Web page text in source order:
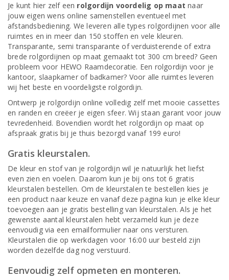
Je kunt hier zelf een rolgordijn voordelig op maat naar
jouw eigen wens online samenstellen eventueel met
afstandsbediening. We leveren alle types rolgordijnen voor alle
ruimtes en in meer dan 150 stoffen en vele kleuren.
Transparante, semi transparante of verduisterende of extra
brede rolgordijnen op maat gemaakt tot 300 cm breed? Geen
probleem voor HEWO Raamdecoratie. Een rolgordijn voor je
kantoor, slaapkamer of badkamer? Voor alle ruimtes leveren
wij het beste en voordeligste rolgordijn.
Ontwerp je rolgordijn online volledig zelf met mooie cassettes
en randen en creëer je eigen sfeer. Wij staan garant voor jouw
tevredenheid. Bovendien wordt het rolgordijn op maat op
afspraak gratis bij je thuis bezorgd vanaf 199 euro!
Gratis kleurstalen.
De kleur en stof van je rolgordijn wil je natuurlijk het liefst
even zien en voelen. Daarom kun je bij ons tot 6 gratis
kleurstalen bestellen. Om de kleurstalen te bestellen kies je
een product naar keuze en vanaf deze pagina kun je elke kleur
toevoegen aan je gratis bestelling van kleurstalen. Als je het
gewenste aantal kleurstalen hebt verzameld kun je deze
eenvoudig via een emailformulier naar ons versturen.
Kleurstalen die op werkdagen voor 16:00 uur besteld zijn
worden dezelfde dag nog verstuurd.
Eenvoudig zelf opmeten en monteren.